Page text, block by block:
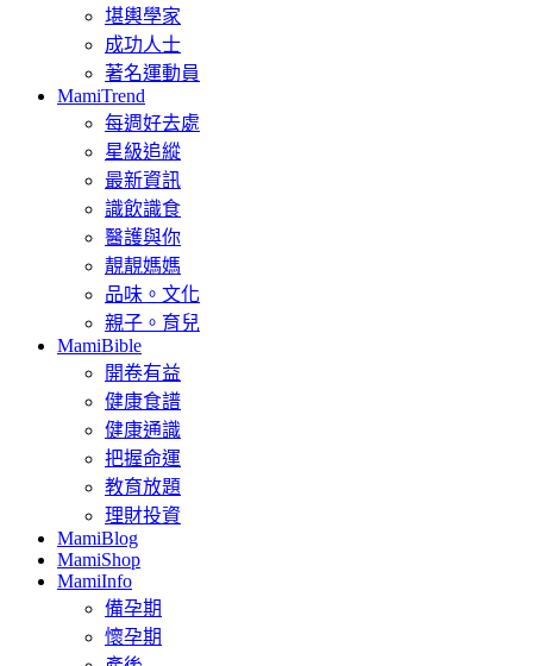
堪輿學家
成功人士
著名運動員
MamiTrend
每週好去處
星級追縱
最新資訊
識飲識食
醫護與你
靚靚媽媽
品味。文化
親子。育兒
MamiBible
開卷有益
健康食譜
健康通識
把握命運
教育放題
理財投資
MamiBlog
MamiShop
MamiInfo
備孕期
懷孕期